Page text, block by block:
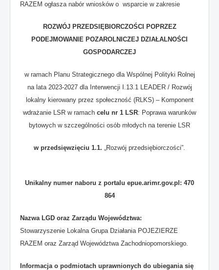
RAZEM ogłasza nabór wniosków o wsparcie w zakresie
ROZWÓJ PRZEDSIĘBIORCZOŚCI POPRZEZ
PODEJMOWANIE POZAROLNICZEJ DZIAŁALNOŚCI
GOSPODARCZEJ
w ramach Planu Strategicznego dla Wspólnej Polityki Rolnej
na lata 2023-2027 dla Interwencji I.13.1 LEADER / Rozwój
lokalny kierowany przez społeczność (RLKS) – Komponent
wdrażanie LSR w ramach celu nr 1 LSR: Poprawa warunków
bytowych w szczególności osób młodych na terenie LSR
w przedsięwzięciu 1.1. „Rozwój przedsiębiorczości”.
Unikalny numer naboru z portalu epue.arimr.gov.pl: 470
864
Nazwa LGD oraz Zarządu Województwa:
Stowarzyszenie Lokalna Grupa Działania POJEZIERZE
RAZEM oraz Zarząd Województwa Zachodniopomorskiego.
Informacja o podmiotach uprawnionych do ubiegania się